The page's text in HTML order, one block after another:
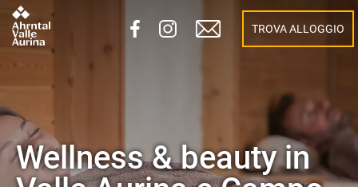
TROVA ALLOGGIO
Wellness & beauty in